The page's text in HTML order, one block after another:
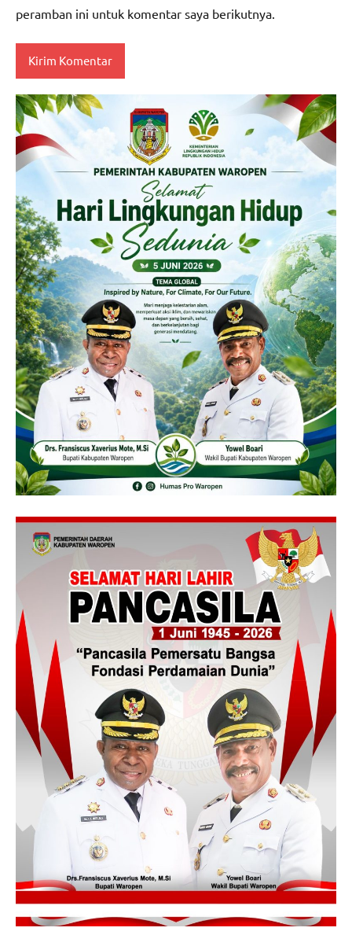
peramban ini untuk komentar saya berikutnya.